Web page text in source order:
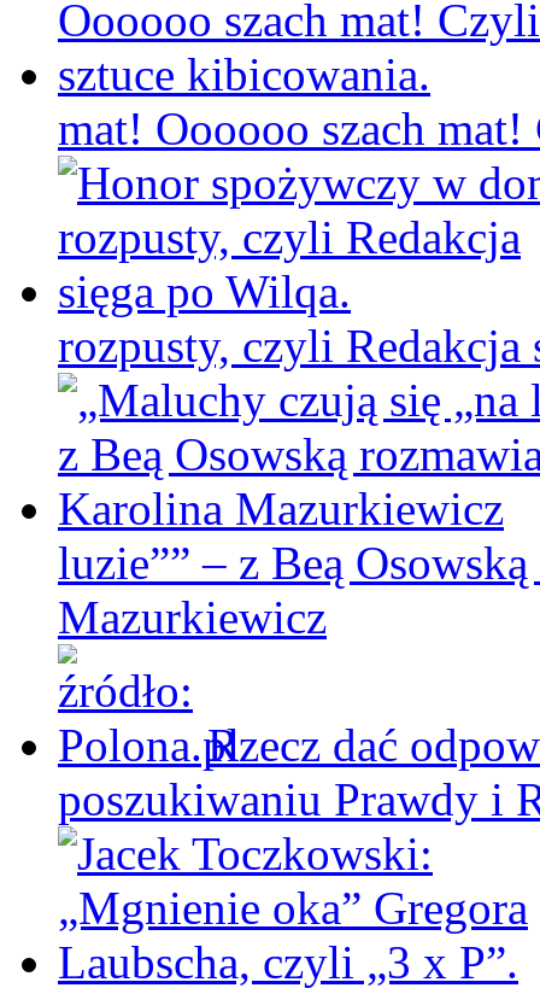
mat! Oooooo szach
rozpusty, czyli Redakcja
luzie”” – z Beą
Mazurkiewicz
Rzecz dać
poszukiwaniu Prawdy i